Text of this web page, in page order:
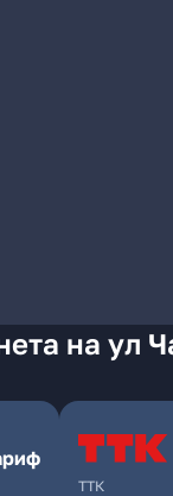
на ул
ТТК